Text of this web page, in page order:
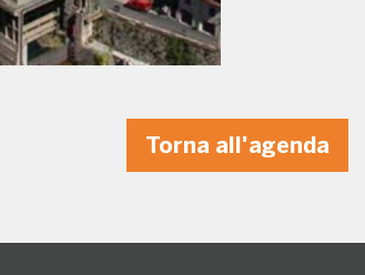
Torna all'agenda